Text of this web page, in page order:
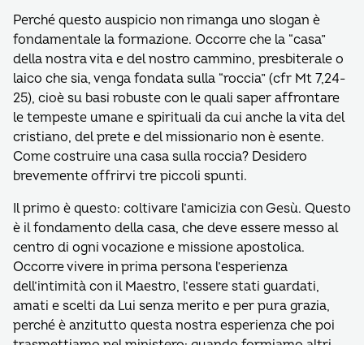
Perché questo auspicio non rimanga uno slogan è
fondamentale la formazione. Occorre che la “casa”
della nostra vita e del nostro cammino, presbiterale o
laico che sia, venga fondata sulla “roccia” (cfr Mt 7,24-
25), cioè su basi robuste con le quali saper affrontare
le tempeste umane e spirituali da cui anche la vita del
cristiano, del prete e del missionario non è esente.
Come costruire una casa sulla roccia? Desidero
brevemente offrirvi tre piccoli spunti.
Il primo è questo: coltivare l’amicizia con Gesù. Questo
è il fondamento della casa, che deve essere messo al
centro di ogni vocazione e missione apostolica.
Occorre vivere in prima persona l’esperienza
dell’intimità con il Maestro, l’essere stati guardati,
amati e scelti da Lui senza merito e per pura grazia,
perché è anzitutto questa nostra esperienza che poi